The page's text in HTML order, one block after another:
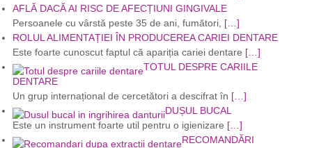
AFLĂ DACĂ AI RISC DE AFECȚIUNI GINGIVALE
Persoanele cu vârstă peste 35 de ani, fumători, […]
ROLUL ALIMENTAȚIEI ÎN PRODUCEREA CARIEI DENTARE
Este foarte cunoscut faptul că apariția cariei dentare […]
TOTUL DESPRE CARIILE
DENTARE
Un grup internațional de cercetători a descifrat în […]
DUȘUL BUCAL
Este un instrument foarte util pentru o igienizare […]
RECOMANDĂRI